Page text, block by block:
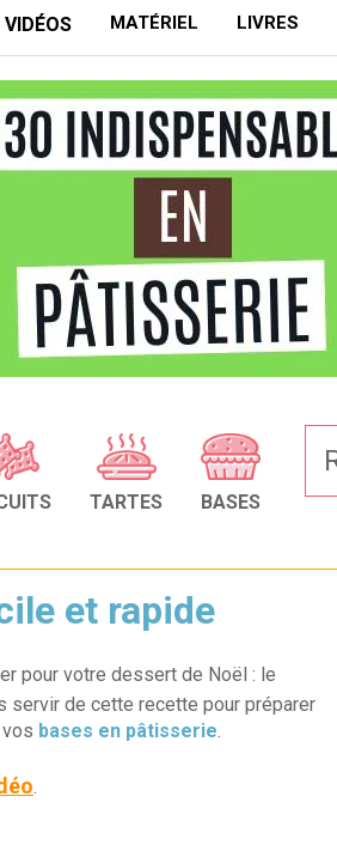
VIDÉOS MATÉRIEL LIVRES
TARTES BASES
et rapide
pour votre dessert de Noël : le
servir de cette recette pour préparer
bases en pâtisserie.
.